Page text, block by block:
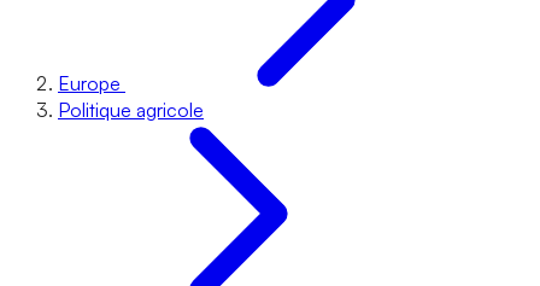
Europe
Politique agricole